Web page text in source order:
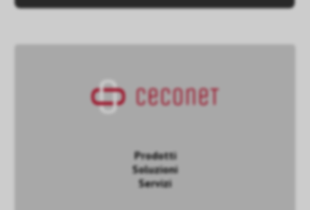
Prodotti
Soluzioni
Servizi